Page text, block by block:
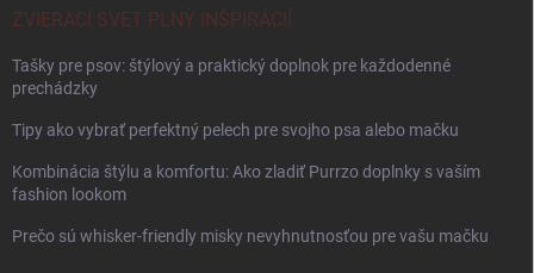
ZVIERACÍ SVET PLNÝ INŠPIRÁCIÍ
Tašky pre psov: štýlový a praktický doplnok pre každodenné
prechádzky
Tipy ako vybrať perfektný pelech pre svojho psa alebo mačku
Kombinácia štýlu a komfortu: Ako zladiť Purrzo doplnky s vaším
fashion lookom
Prečo sú whisker-friendly misky nevyhnutnosťou pre vašu mačku